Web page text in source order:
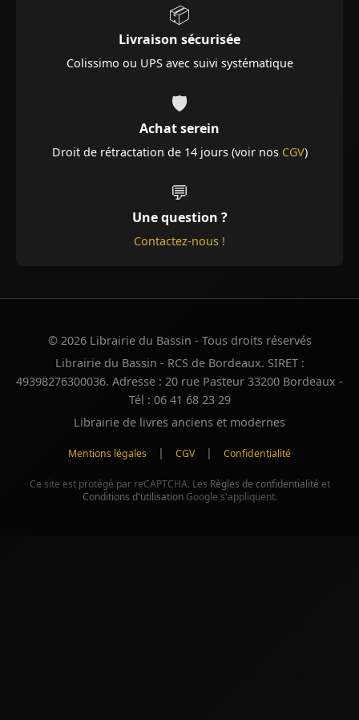
📦
Livraison sécurisée
Colissimo ou UPS avec suivi systématique
🛡️
Achat serein
Droit de rétractation de 14 jours (voir nos CGV)
💬
Une question ?
Contactez-nous !
© 2026 Librairie du Bassin - Tous droits réservés
Librairie du Bassin - RCS de Bordeaux. SIRET :
49398276300036. Adresse : 20 rue Pasteur 33200 Bordeaux -
Tél : 06 41 68 23 29
Librairie de livres anciens et modernes
Mentions légales | CGV | Confidentialité
Ce site est protégé par reCAPTCHA. Les Règles de confidentialité et
Conditions d'utilisationGoogle s'appliquent.